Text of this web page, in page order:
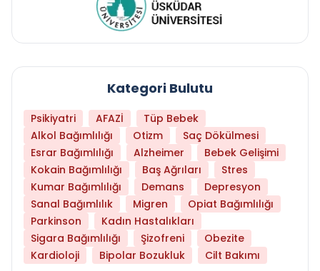
Kategori Bulutu
Psikiyatri AFAZİ
Tüp Bebek
Alkol Bağımlılığı
Otizm
Saç Dökülmesi
Esrar Bağımlılığı
Alzheimer
Bebek Gelişimi
Kokain Bağımlılığı
Baş Ağrıları
Stres
Kumar Bağımlılığı
Demans
Depresyon
Sanal Bağımlılık
Migren
Opiat Bağımlılığı
Parkinson
Kadın Hastalıkları
Sigara Bağımlılığı
Şizofreni
Obezite
Kardioloji
Bipolar Bozukluk Cilt Bakımı